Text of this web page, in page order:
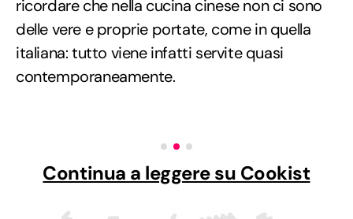
ricordare che nella cucina cinese non ci sono
delle vere e proprie portate, come in quella
italiana: tutto viene infatti servite quasi
contemporaneamente.
Continua a leggere su Cookist